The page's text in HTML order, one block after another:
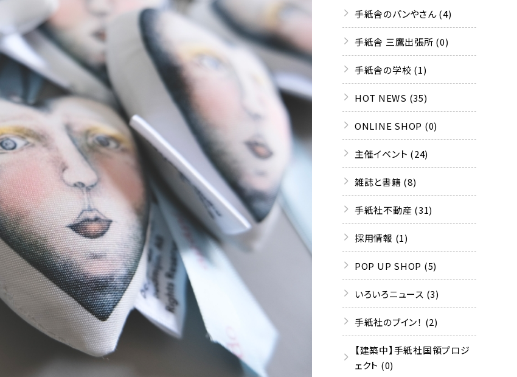
手紙舎のパンやさん (4)
手紙舎 三鷹出張所 (0)
手紙舎の学校 (1)
HOT NEWS (35)
ONLINE SHOP (0)
主催イベント (24)
雑誌と書籍 (8)
手紙社不動産 (31)
採用情報 (1)
POP UP SHOP (5)
いろいろニュース (3)
手紙社のブイン！ (2)
【建築中】手紙社国領プロジ
ェクト (0)